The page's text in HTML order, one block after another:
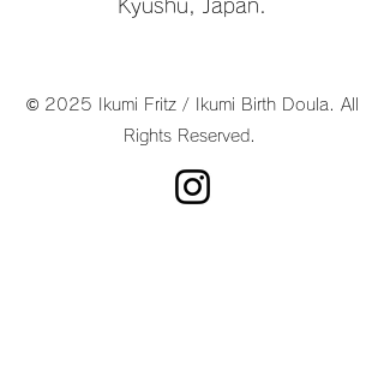
Kyushu, Japan.
© 2025 Ikumi Fritz / Ikumi Birth Doula. All
Rights Reserved.